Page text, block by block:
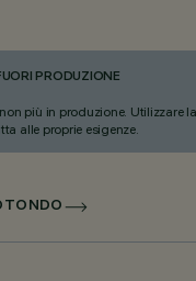
PRODUZIONE
più in produzione. Utilizzare
alle proprie esigenze.